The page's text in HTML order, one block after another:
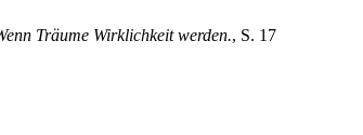
Träume Wirklichkeit werden., S. 17